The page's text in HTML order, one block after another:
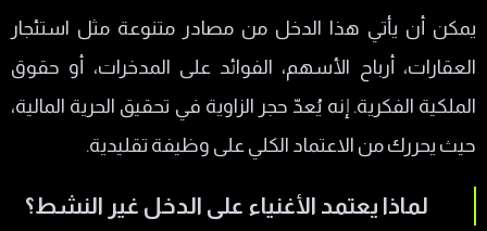
يمكن أن يأتي هذا الدخل من مصادر متنوعة مثل استئجار
العقارات، أرباح الأسهم، الفوائد على المدخرات، أو حقوق
الملكية الفكرية. إنه يُعدّ حجر الزاوية في تحقيق الحرية المالية،
حيث يحررك من الاعتماد الكلي على وظيفة تقليدية.
لماذا يعتمد الأغنياء على الدخل غير النشط؟